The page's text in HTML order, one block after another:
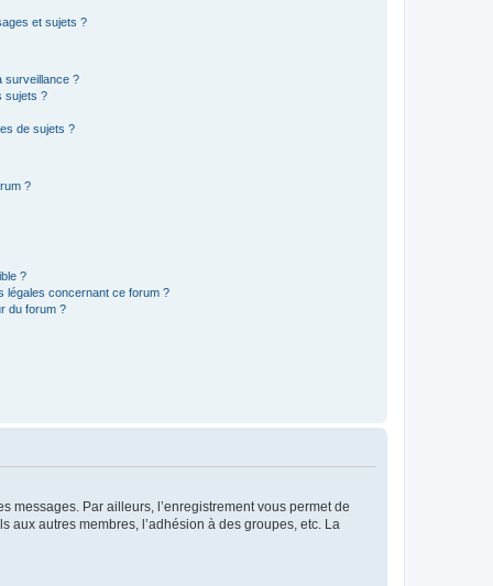
et sujets ?
surveillance ?
sujets ?
de sujets ?
?
?
légales concernant ce forum ?
du forum ?
messages. Par ailleurs, l’enregistrement vous permet de
autres membres, l’adhésion à des groupes, etc. La